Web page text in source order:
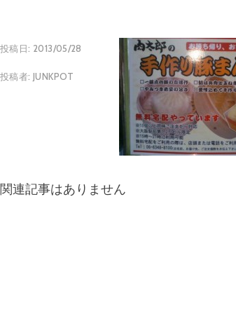
投稿日: 2013/05/28
投稿者: JUNKPOT
関連記事はありません